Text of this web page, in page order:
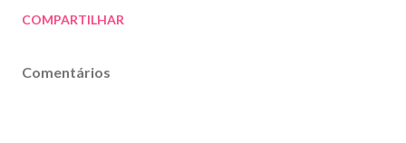
COMPARTILHAR
Comentários